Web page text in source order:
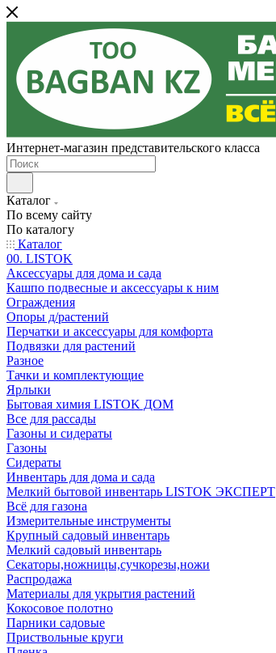
Интернет-магазин представительского класса
Каталог
По всему сайту
По каталогу
Каталог
00. LISTOK
Аксессуары для дома и сада
Кашпо подвесные и аксессуары к ним
Ограждения
Опоры д/растений
Перчатки и аксессуары для комфорта
Подвязки для растений
Разное
Тачки и комплектующие
Ярлыки
Бытовая химия LISTOK ДОМ
Все для рассады
Газоны и сидераты
Газоны
Сидераты
Инвентарь для дома и сада
Мелкий бытовой инвентарь LISTOK ЭКСПЕРТ
Всё для газона
Измерительные инструменты
Крупный садовый инвентарь
Мелкий садовый инвентарь
Секаторы,ножницы,сучкорезы,ножи
Распродажа
Материалы для укрытия растений
Кокосовое полотно
Парники садовые
Приствольные круги